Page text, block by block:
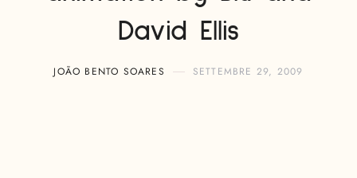
David Ellis
JOÃO BENTO SOARES SETTEMBRE 29, 2009